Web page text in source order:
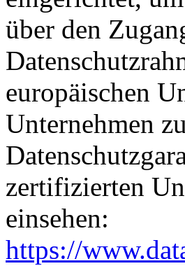
über den
europäischen
Unternehmen
zertifizierten
einsehen:
https://